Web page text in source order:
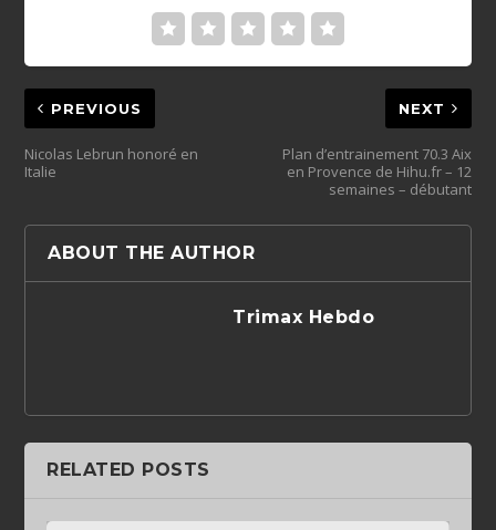
PREVIOUS
Nicolas Lebrun honoré en
Italie
NEXT
Plan d’entrainement 70.3 Aix
en Provence de Hihu.fr – 12
semaines – débutant
ABOUT THE AUTHOR
Trimax Hebdo
RELATED POSTS